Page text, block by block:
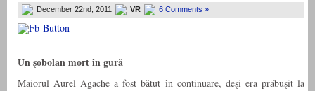
December 22nd, 2011 VR 6 Comments »
Un şobolan mort în gură
Maiorul Aurel Agache a fost bătut în continuare, deşi era prăbuşit la